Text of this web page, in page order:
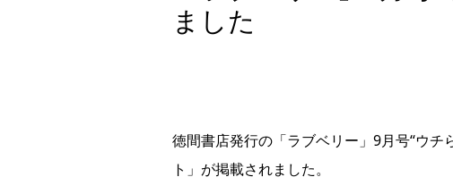
ました
徳間書店発行の「ラブベリー」9月号“ウ
ト」が掲載されました。